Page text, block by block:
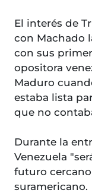
El interés de
con Machado
con sus
opositora
Maduro
estaba lista
que no
Durante la
Venezuela
futuro
suramericano.